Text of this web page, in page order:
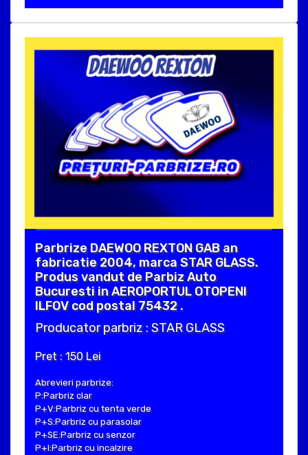
Parbrize DAEWOO REXTON GAB an
fabricatie 2004, marca STAR GLASS.
Produs vandut de Parbiz Auto
Bucuresti in AEROPORTUL OTOPENI
ILFOV cod postal 75432 .
Producator parbriz : STAR GLASS
Pret : 150 Lei
Abrevieri parbrize:
P:Parbriz clar
P+V:Parbriz cu tenta verde
P+S:Parbriz cu parasolar
P+SE:Parbriz cu senzor
P+I:Parbriz cu incalzire